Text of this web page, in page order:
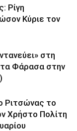
Ρίγη
Κύριε τον
στη
Φάρασα στην
Ριτσώνας το
Χρήστο Πολίτη